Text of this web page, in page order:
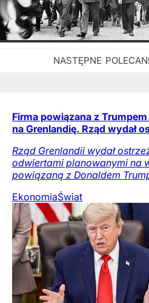
Firma powiązana z Trumpem
na Grenlandię. Rząd wydał
Rząd Grenlandii wydał
odwiertami planowanymi na
powiązaną z Donaldem
EkonomiaŚwiat